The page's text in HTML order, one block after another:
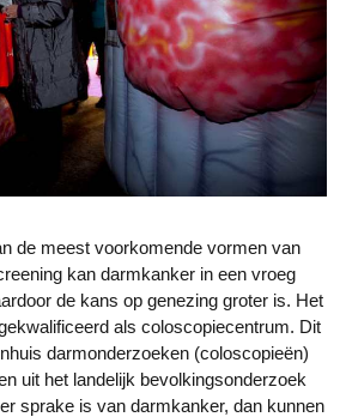
kan darmkanker in een vroeg
de kans op genezing groter is. Het
als coloscopiecentrum. Dit
darmonderzoeken (coloscopieën)
uit het landelijk bevolkingsonderzoek
sprake is van darmkanker, dan kunnen